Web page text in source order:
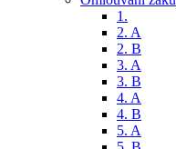
1.
2. A
2. B
3. A
3. B
4. A
4. B
5. A